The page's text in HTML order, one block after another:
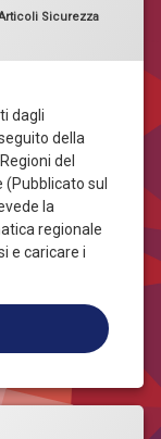
15 Febbraio 2026
Sicurezza
dagli
della
del
(Pubblicato sul
la
regionale
e caricare i
LA LEGGE